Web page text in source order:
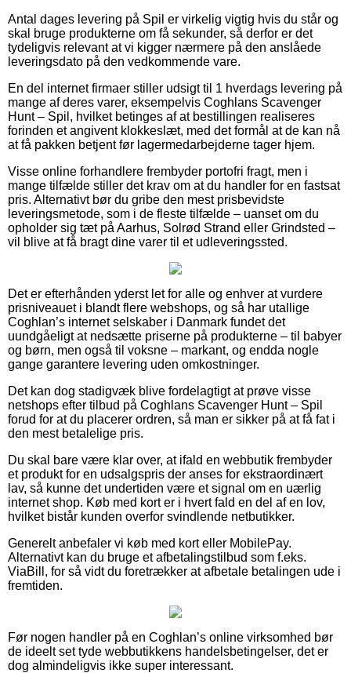
Antal dages levering på Spil er virkelig vigtig hvis du står og
skal bruge produkterne om få sekunder, så derfor er det
tydeligvis relevant at vi kigger nærmere på den anslåede
leveringsdato på den vedkommende vare.
En del internet firmaer stiller udsigt til 1 hverdags levering på
mange af deres varer, eksempelvis Coghlans Scavenger
Hunt – Spil, hvilket betinges af at bestillingen realiseres
forinden et angivent klokkeslæt, med det formål at de kan nå
at få pakken betjent før lagermedarbejderne tager hjem.
Visse online forhandlere frembyder portofri fragt, men i
mange tilfælde stiller det krav om at du handler for en fastsat
pris. Alternativt bør du gribe den mest prisbevidste
leveringsmetode, som i de fleste tilfælde – uanset om du
opholder sig tæt på Aarhus, Solrød Strand eller Grindsted –
vil blive at få bragt dine varer til et udleveringssted.
Det er efterhånden yderst let for alle og enhver at vurdere
prisniveauet i blandt flere webshops, og så har utallige
Coghlan’s internet selskaber i Danmark fundet det
uundgåeligt at nedsætte priserne på produkterne – til babyer
og børn, men også til voksne – markant, og endda nogle
gange garantere levering uden omkostninger.
Det kan dog stadigvæk blive fordelagtigt at prøve visse
netshops efter tilbud på Coghlans Scavenger Hunt – Spil
forud for at du placerer ordren, så man er sikker på at få fat i
den mest betalelige pris.
Du skal bare være klar over, at ifald en webbutik frembyder
et produkt for en udsalgspris der anses for ekstraordinært
lav, så kunne det undertiden være et signal om en uærlig
internet shop. Køb med kort er i hvert fald en del af en lov,
hvilket bistår kunden overfor svindlende netbutikker.
Generelt anbefaler vi køb med kort eller MobilePay.
Alternativt kan du bruge et afbetalingstilbud som f.eks.
ViaBill, for så vidt du foretrækker at afbetale betalingen ude i
fremtiden.
Før nogen handler på en Coghlan’s online virksomhed bør
de ideelt set tyde webbutikkens handelsbetingelser, det er
dog almindeligvis ikke super interessant.